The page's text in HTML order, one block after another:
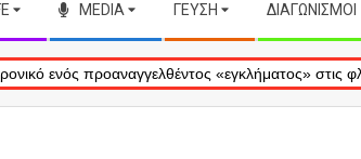
MEDIA ΓΕΎΣΗ ΔΙΑΓΩΝΙΣΜΟΊ
προαναγγελθέντος «εγκλήματος» στις φλόγες –